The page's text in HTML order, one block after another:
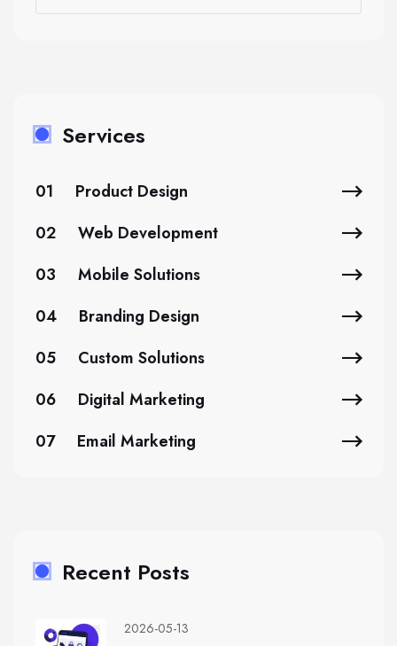
Services
01
Product Design
02
Web Development
03
Mobile Solutions
04
Branding Design
05
Custom Solutions
06
Digital Marketing
07
Email Marketing
Recent Posts
2026-05-13